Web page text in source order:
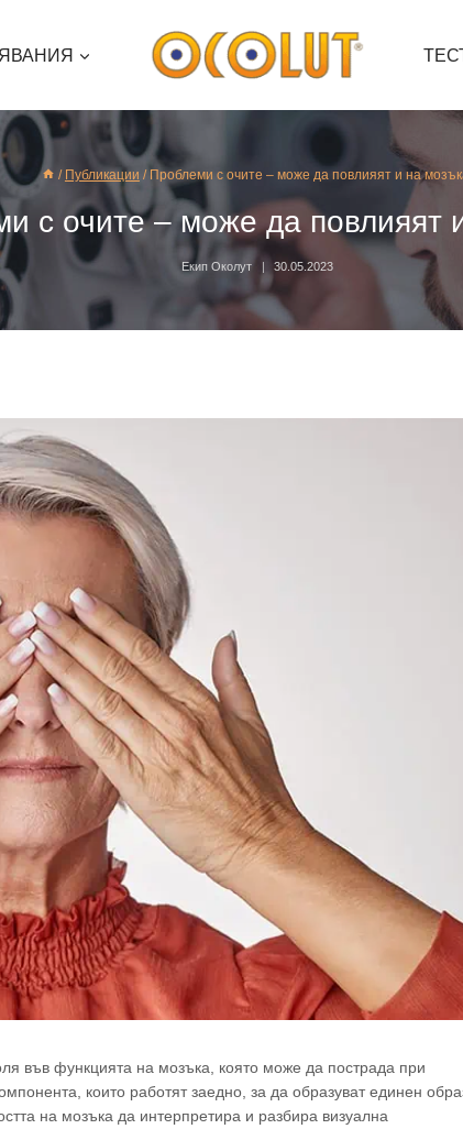
/ Публикации / Проблеми с очите – може да повлияят и на
с очите – може да повлияят
Екип Околут 30.05.2023
във функцията на мозъка, която може да пострада при
които работят заедно, за да образуват единен
на мозъка да интерпретира и разбира визуална